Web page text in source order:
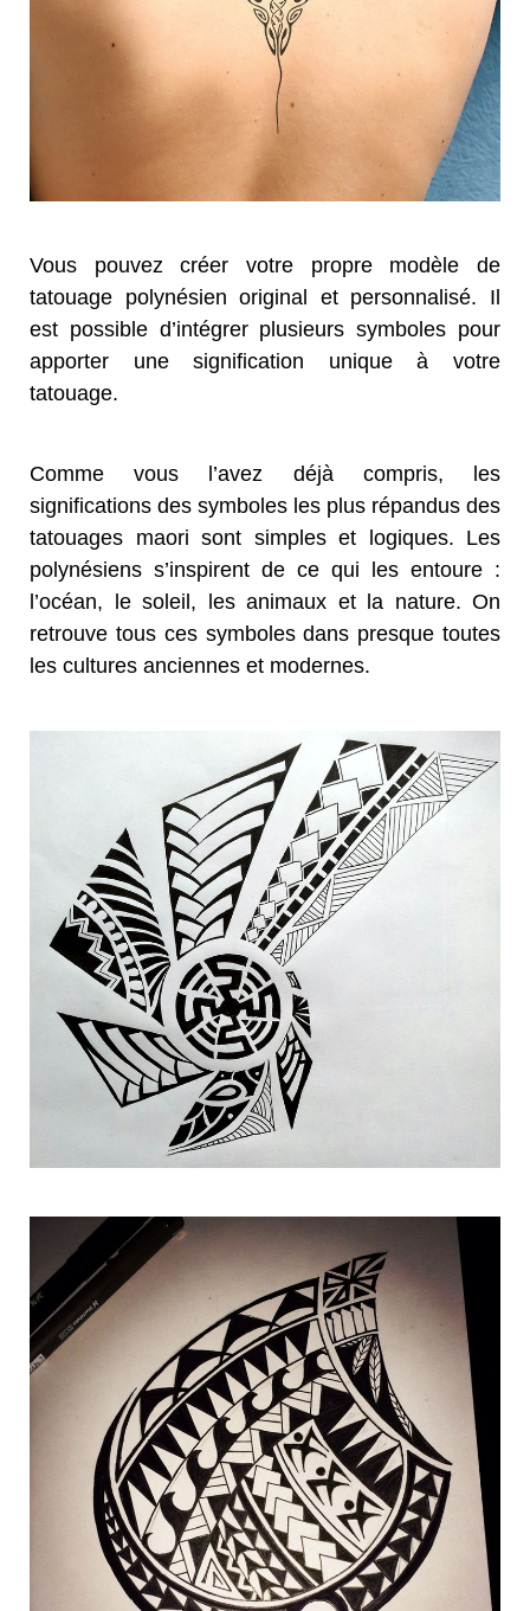
Vous pouvez créer votre propre modèle de
tatouage polynésien original et personnalisé. Il
est possible d’intégrer plusieurs symboles pour
apporter une signification unique à votre
tatouage.
Comme vous l’avez déjà compris, les
significations des symboles les plus répandus des
tatouages maori sont simples et logiques. Les
polynésiens s’inspirent de ce qui les entoure :
l’océan, le soleil, les animaux et la nature. On
retrouve tous ces symboles dans presque toutes
les cultures anciennes et modernes.